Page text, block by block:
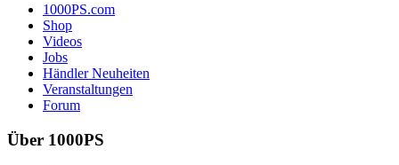
1000PS.com
Shop
Videos
Jobs
Händler Neuheiten
Veranstaltungen
Forum
Über 1000PS